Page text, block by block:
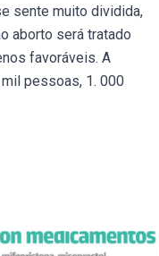
sente muito dividida,
aborto será tratado
favoráveis. A
pessoas, 1. 000